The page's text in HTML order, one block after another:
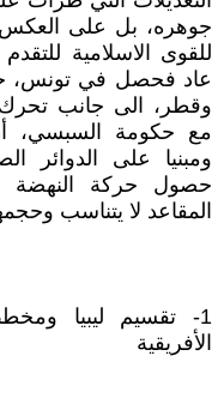
جوهره، بل على
للقوى الاسلامية
عاد فحصل في تونس،
وقطر، الى جانب تحرك
مع حكومة السبسي،
ومبنيا على الدوائر
حصول حركة النهضة
المقاعد لا يتناسب
1- تقسيم ليبيا
الأفريقية